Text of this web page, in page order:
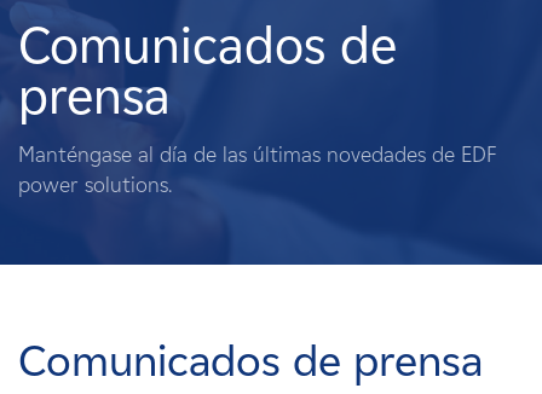
Sobre nosotros
Qué hacemos
Terratenientes
Carreras
Comunicados de
prensa
Manténgase al día de las últimas novedades de EDF
power solutions.
Comunicados de prensa